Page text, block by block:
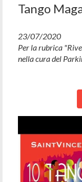
Tango
23/07/2020
Per la rubrica
nella cura del